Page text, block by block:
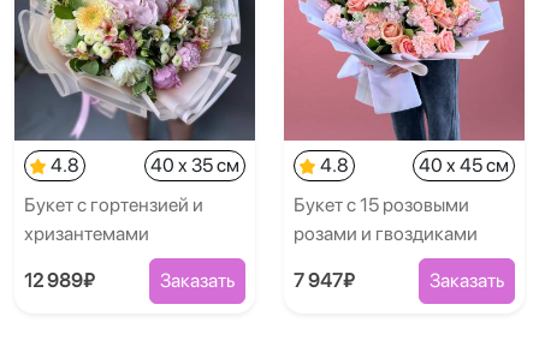
4.8
40 x 35 см
Букет с гортензией и
хризантемами
12 989₽ Заказать
4.8
40 x 45 см
Букет с 15 розовыми
розами и гвоздиками
7 947₽ Заказать